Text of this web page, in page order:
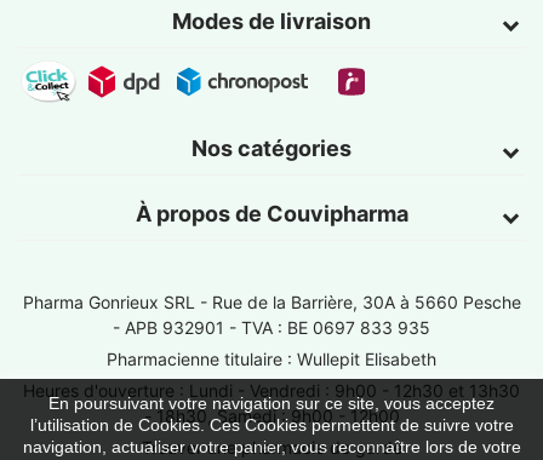
Modes de livraison
Nos catégories
À propos de Couvipharma
En poursuivant votre navigation sur ce site, vous acceptez
l’utilisation de Cookies. Ces Cookies permettent de suivre votre
navigation, actualiser votre panier, vous reconnaître lors de votre
Pharma Gonrieux SRL - Rue de la Barrière, 30A à 5660 Pesche
- APB 932901 - TVA : BE 0697 833 935
Pharmacienne titulaire : Wullepit Elisabeth
Heures d'ouverture : Lundi - Vendredi : 9h00 - 12h30 et 13h30
- 18h30, Samedi : 9h00 - 12h00
Trouver une pharmacie de garde